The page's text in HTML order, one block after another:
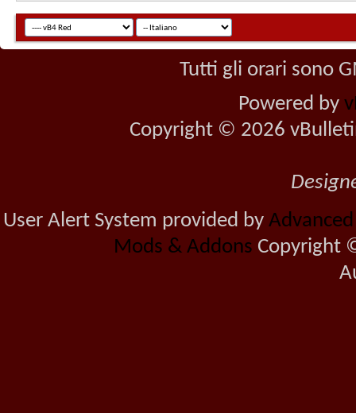
Tutti gli orari sono
Powered by
Copyright © 2026
User Alert System provided by
Mods & Addons Copyright